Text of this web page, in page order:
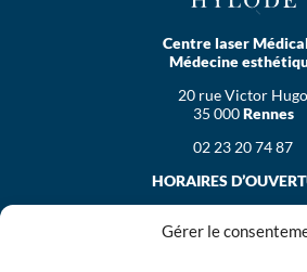
Gérer le
Centre laser
Médecine
20 rue Victor Hugo
35 000Rennes
02 23 20 74 87
HORAIRES
de 9h30 à 19h30